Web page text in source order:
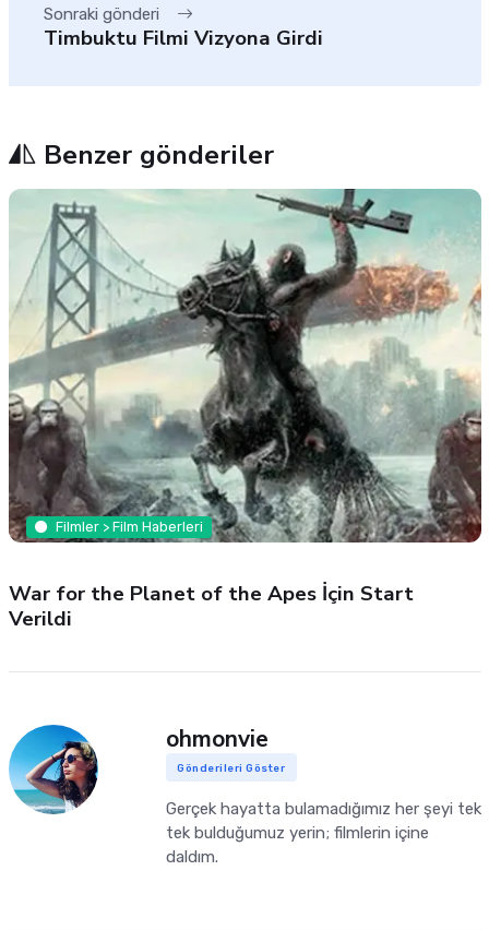
Sonraki gönderi
Timbuktu Filmi Vizyona Girdi
Benzer gönderiler
Filmler > Film Haberleri
War for the Planet of the Apes İçin Start
Verildi
ohmonvie
Gönderileri Göster
Gerçek hayatta bulamadığımız her şeyi tek
tek bulduğumuz yerin; filmlerin içine
daldım.